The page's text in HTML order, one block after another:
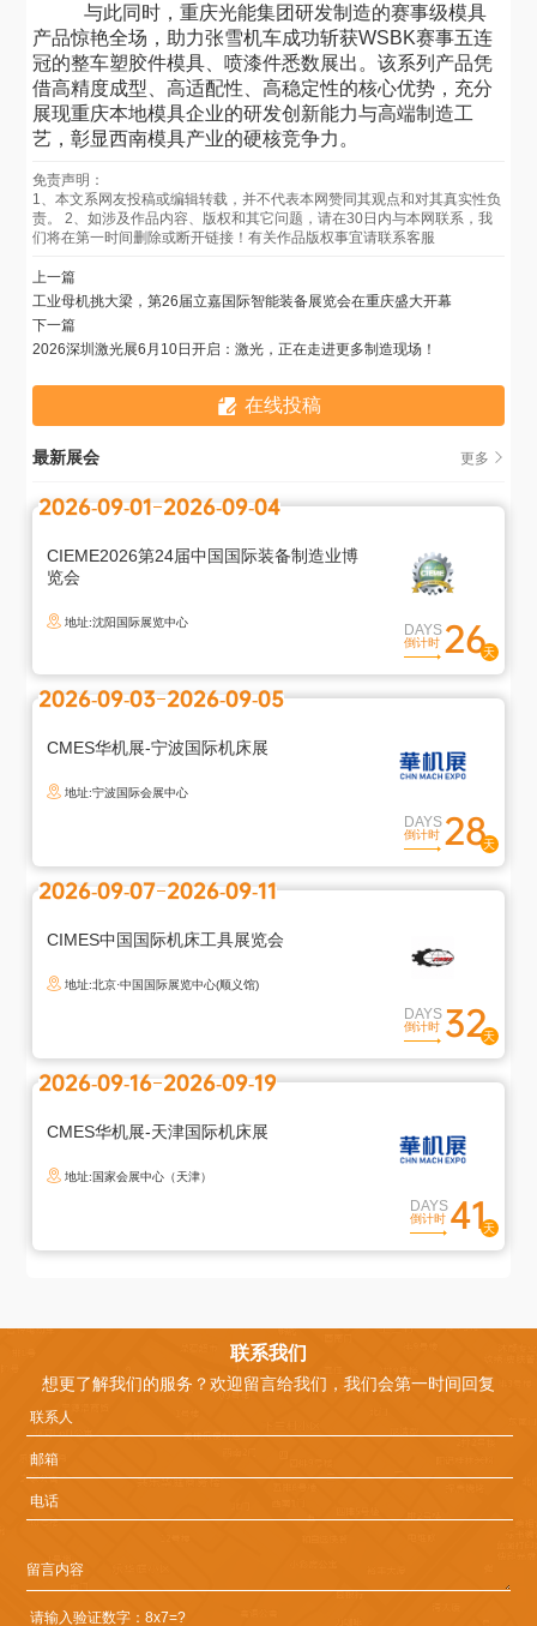
与此同时，重庆光能集团研发制造的赛事级模具
产品惊艳全场，助力张雪机车成功斩获WSBK赛事五连
冠的整车塑胶件模具、喷漆件悉数展出。该系列产品凭
借高精度成型、高适配性、高稳定性的核心优势，充分
展现重庆本地模具企业的研发创新能力与高端制造工
艺，彰显西南模具产业的硬核竞争力。
免责声明：
1、本文系网友投稿或编辑转载，并不代表本网赞同其观点和对其真实性负
责。 2、如涉及作品内容、版权和其它问题，请在30日内与本网联系，我
们将在第一时间删除或断开链接！有关作品版权事宜请联系客服
上一篇
工业母机挑大梁，第26届立嘉国际智能装备展览会在重庆盛大开幕
下一篇
2026深圳激光展6月10日开启：激光，正在走进更多制造现场！
在线投稿
最新展会 更多
2026-09-01 2026-09-04
CIEME2026第24届中国国际装备制造业博
览会
地址:沈阳国际展览中心 DAYS
倒计时 26
2026-09-03 2026-09-05
CMES华机展-宁波国际机床展
地址:宁波国际会展中心
DAYS
倒计时 28
2026-09-07 2026-09-11
CIMES中国国际机床工具展览会
地址:北京·中国国际展览中心(顺义馆)
DAYS
倒计时 32
2026-09-16 2026-09-19
CMES华机展-天津国际机床展
地址:国家会展中心（天津）
DAYS
倒计时 41
联系我们
想更了解我们的服务？欢迎留言给我们，我们会第一时间回复
退
定
登